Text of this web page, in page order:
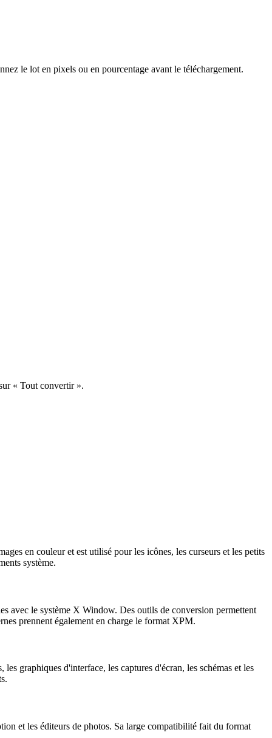
le lot en pixels ou en pourcentage avant le téléchargement.
« Tout convertir ».
en couleur et est utilisé pour les icônes, les curseurs et les petits
système.
avec le système X Window. Des outils de conversion permettent
prennent également en charge le format XPM.
graphiques d'interface, les captures d'écran, les schémas et les
et les éditeurs de photos. Sa large compatibilité fait du format